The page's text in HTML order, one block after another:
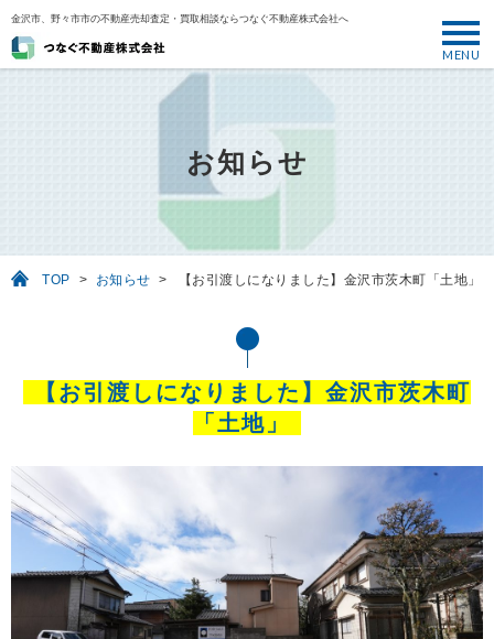
金沢市、野々市市の不動産売却査定・買取相談ならつなぐ不動産株式会社へ
MENU
実績
お役立ち情報
REASON
つなぐ不動産株式会社が選ばれる理由
COMPANY
会社案内
お知らせ
TOP > お知らせ > 【お引渡しになりました】金沢市茨木町「土地」
【お引渡しになりました】金沢市茨木町
「土地」